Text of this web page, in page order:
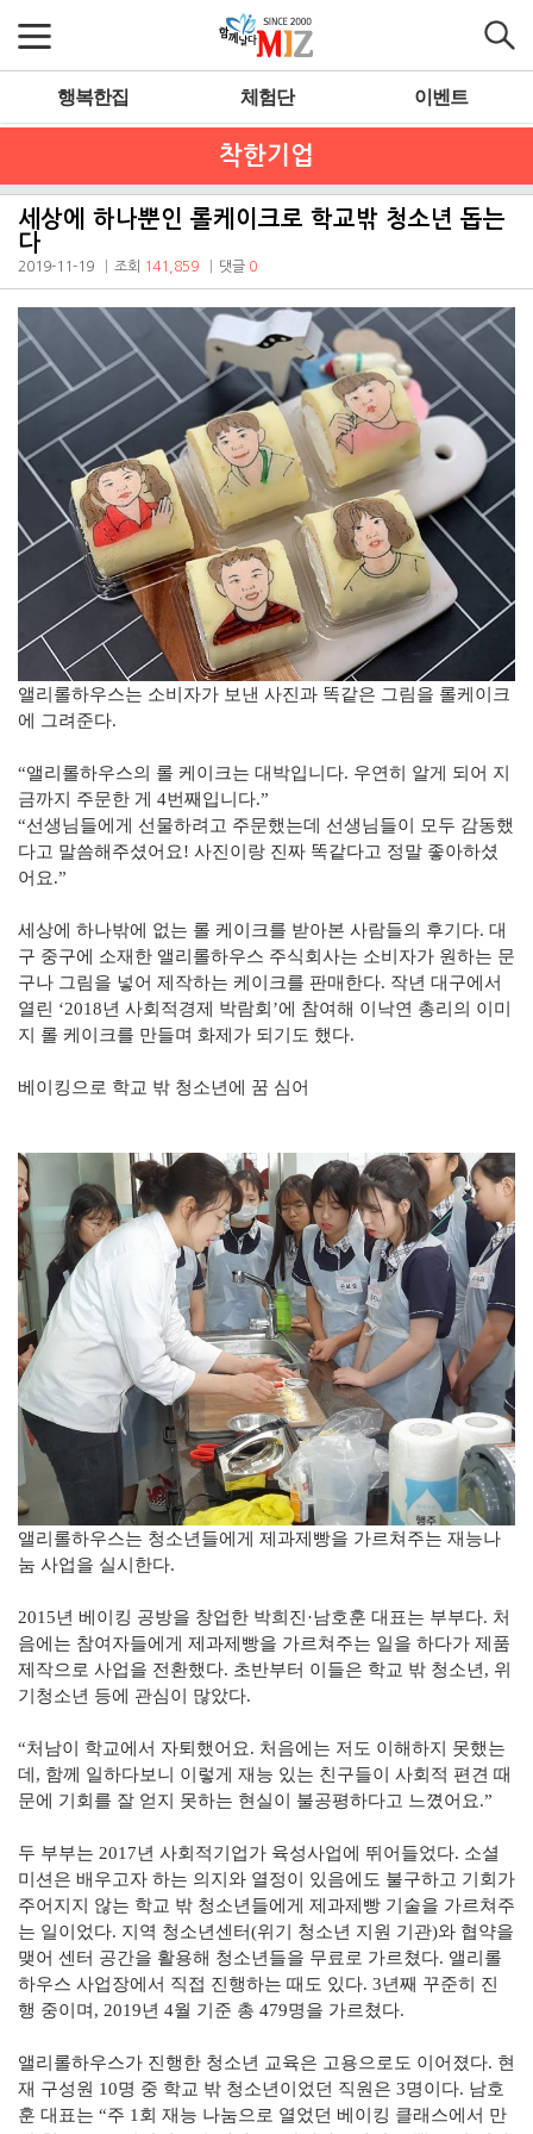
행복한집 체험단 이벤트
착한기업
세상에 하나뿐인 롤케이크로 학교밖 청소년 돕는
다
2019-11-19 조회 141,859 댓글 0
앨리롤하우스는 소비자가 보낸 사진과 똑같은 그림을 롤케이크
에 그려준다.
“앨리롤하우스의 롤 케이크는 대박입니다. 우연히 알게 되어 지
금까지 주문한 게 4번째입니다.”
“선생님들에게 선물하려고 주문했는데 선생님들이 모두 감동했
다고 말씀해주셨어요! 사진이랑 진짜 똑같다고 정말 좋아하셨
어요.”
세상에 하나밖에 없는 롤 케이크를 받아본 사람들의 후기다. 대
구 중구에 소재한 앨리롤하우스 주식회사는 소비자가 원하는 문
구나 그림을 넣어 제작하는 케이크를 판매한다. 작년 대구에서
열린 ‘2018년 사회적경제 박람회’에 참여해 이낙연 총리의 이미
지 롤 케이크를 만들며 화제가 되기도 했다.
베이킹으로 학교 밖 청소년에 꿈 심어
앨리롤하우스는 청소년들에게 제과제빵을 가르쳐주는 재능나
눔 사업을 실시한다.
2015년 베이킹 공방을 창업한 박희진·남호훈 대표는 부부다. 처
음에는 참여자들에게 제과제빵을 가르쳐주는 일을 하다가 제품
제작으로 사업을 전환했다. 초반부터 이들은 학교 밖 청소년, 위
기청소년 등에 관심이 많았다.
“처남이 학교에서 자퇴했어요. 처음에는 저도 이해하지 못했는
데, 함께 일하다보니 이렇게 재능 있는 친구들이 사회적 편견 때
문에 기회를 잘 얻지 못하는 현실이 불공평하다고 느꼈어요.”
두 부부는 2017년 사회적기업가 육성사업에 뛰어들었다. 소셜
미션은 배우고자 하는 의지와 열정이 있음에도 불구하고 기회가
주어지지 않는 학교 밖 청소년들에게 제과제빵 기술을 가르쳐주
는 일이었다. 지역 청소년센터(위기 청소년 지원 기관)와 협약을
맺어 센터 공간을 활용해 청소년들을 무료로 가르쳤다. 앨리롤
하우스 사업장에서 직접 진행하는 때도 있다. 3년째 꾸준히 진
행 중이며, 2019년 4월 기준 총 479명을 가르쳤다.
앨리롤하우스가 진행한 청소년 교육은 고용으로도 이어졌다. 현
재 구성원 10명 중 학교 밖 청소년이었던 직원은 3명이다. 남호
훈 대표는 “주 1회 재능 나눔으로 열었던 베이킹 클래스에서 만